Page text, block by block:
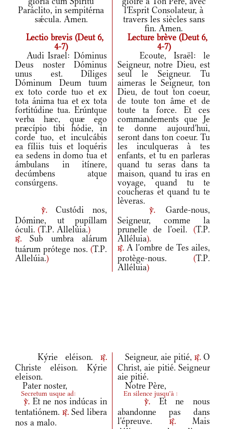
Paráclito, in sempitérna
sǽcula. Amen.
l'Esprit Consolateur, à
travers les siècles sans
fin. Amen.
Lectio brevis (Deut 6,
4-7)
Lecture brève (Deut 6,
4-7)
Audi Israel: Dóminus
Deus noster Dóminus
unus est. Díliges
Dóminum Deum tuum
ex toto corde tuo et ex
tota ánima tua et ex tota
fortitúdine tua. Erúntque
verba hæc, quæ ego
præcípio tibi hódie, in
corde tuo, et inculcábis
ea fíliis tuis et loquéris
ea sedens in domo tua et
ámbulans in itínere,
decúmbens atque
consúrgens.
Ecoute, Israël: le
Seigneur, notre Dieu, est
seul le Seigneur. Tu
aimeras le Seigneur, ton
Dieu, de tout ton coeur,
de toute ton âme et de
toute ta force. Et ces
commandements que Je
te donne aujourd'hui,
seront dans ton coeur. Tu
les inculqueras à tes
enfants, et tu en parleras
quand tu seras dans ta
maison, quand tu iras en
voyage, quand tu te
coucheras et quand tu te
lèveras.
v.Custódi nos,
Dómine, ut pupíllam
óculi. (T.P. Allelúia.)
r.
Sub umbra alárum
tuárum prótege nos. (T.P.
Allelúia.)
v.
Garde-nous,
Seigneur, comme la
prunelle de l'oeil. (T.P.
Alléluia).
r. A l'ombre de Tes ailes,
protège-nous. (T.P.
Alléluia)
Kýrie eléison. r.
Christe eléison. Kýrie
eleison.
Seigneur, aie pitié, r. O
Christ, aie pitié. Seigneur
aie pitié.
Pater noster,
Notre Père,
Secretum usque ad: En silence jusqu'à :
v.Et ne nos indúcas in
tentatiónem. r. Sed libera
nos a malo.
v.
Et ne nous
abandonne pas dans
l'épreuve.
r.Mais